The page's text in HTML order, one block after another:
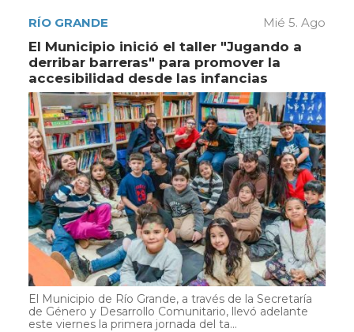
RÍO GRANDE Mié 5. Ago
El Municipio inició el taller "Jugando a
derribar barreras" para promover la
accesibilidad desde las infancias
El Municipio de Río Grande, a través de la Secretaría
de Género y Desarrollo Comunitario, llevó adelante
este viernes la primera jornada del ta...